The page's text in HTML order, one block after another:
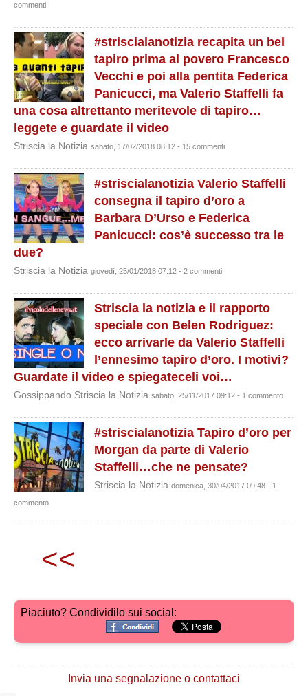
commenti
#striscialanotizia recapita un bel
tapiro prima al povero Francesco
Vecchi e poi alla pentita Federica
Panicucci, ma Valerio Staffelli fa
una cosa altrettanto meritevole di tapiro…
leggete e guardate il video
Striscia la Notizia sabato, 17/02/2018 08:12 - 15 commenti
#striscialanotizia Valerio Staffelli
consegna il tapiro d’oro a
Barbara D’Urso e Federica
Panicucci: cos’è successo tra le
due?
Striscia la Notizia giovedì, 25/01/2018 07:12 - 2 commenti
Striscia la notizia e il rapporto
speciale con Belen Rodriguez:
ecco arrivarle da Valerio Staffelli
l’ennesimo tapiro d’oro. I motivi?
Guardate il video e spiegateceli voi…
Gossippando Striscia la Notizia sabato, 25/11/2017 09:12 - 1 commento
#striscialanotizia Tapiro d’oro per
Morgan da parte di Valerio
Staffelli…che ne pensate?
Striscia la Notizia domenica, 30/04/2017 09:48 - 1
commento
<<
Piaciuto? Condividilo sui social:
Invia una segnalazione o contattaci